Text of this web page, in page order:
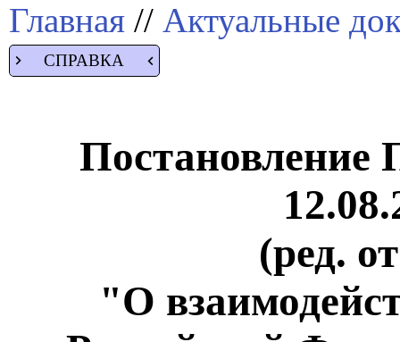
Главная // Актуальные
СПРАВКА
Постановление
(ред.
"О